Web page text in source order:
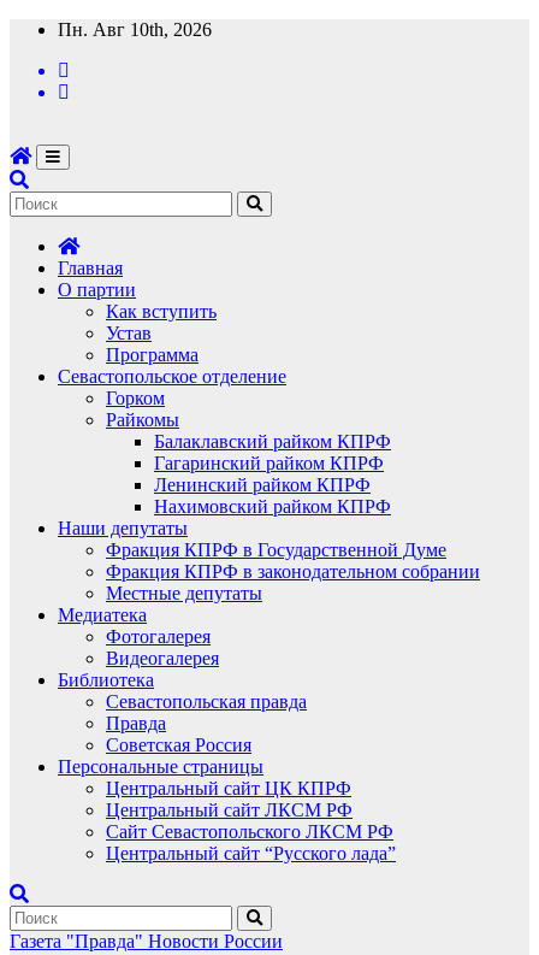
Перейти
содержимому
Пн. Авг 10th, 2026
Главная
О партии
Как вступить
Устав
Программа
Севастопольское отделение
Горком
Райкомы
Балаклавский райком КПРФ
Гагаринский райком КПРФ
Ленинский райком КПРФ
Нахимовский райком КПРФ
Наши депутаты
Фракция КПРФ в Государственной Думе
Фракция КПРФ в законодательном собрании
Местные депутаты
Медиатека
Фотогалерея
Видеогалерея
Библиотека
Севастопольская правда
Правда
Советская Россия
Персональные страницы
Центральный сайт ЦК КПРФ
Центральный сайт ЛКСМ РФ
Сайт Севастопольского ЛКСМ РФ
Центральный сайт “Русского лада”
Газета "Правда" Новости России